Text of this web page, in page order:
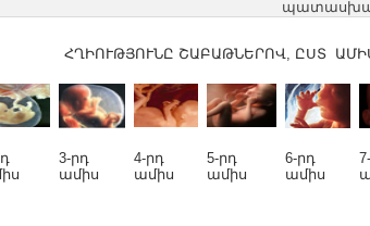
ՀՂԻՈՒԹՅՈՒՆԸ ՇԱԲԱԹՆԵՐՈՎ, ԸՍՏ
3-րդ
ամիս
4-րդ
ամիս
5-րդ
ամիս
6-րդ
ամիս